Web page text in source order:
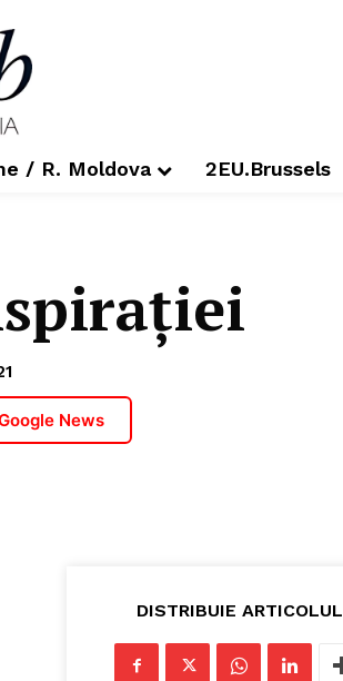
/ R. Moldova 2EU.Brussels
News
DISTRIBUIE ARTICOLUL